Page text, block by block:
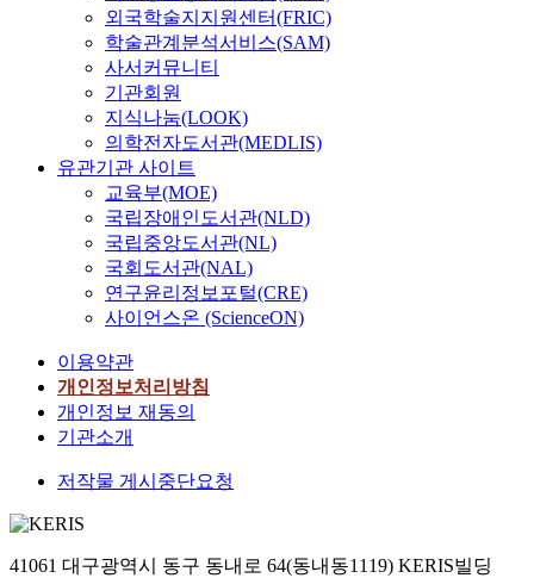
외국학술지지원센터(FRIC)
학술관계분석서비스(SAM)
사서커뮤니티
기관회원
지식나눔(LOOK)
의학전자도서관(MEDLIS)
유관기관 사이트
교육부(MOE)
국립장애인도서관(NLD)
국립중앙도서관(NL)
국회도서관(NAL)
연구윤리정보포털(CRE)
사이언스온 (ScienceON)
이용약관
개인정보처리방침
개인정보 재동의
기관소개
저작물 게시중단요청
41061 대구광역시 동구 동내로 64(동내동1119) KERIS빌딩